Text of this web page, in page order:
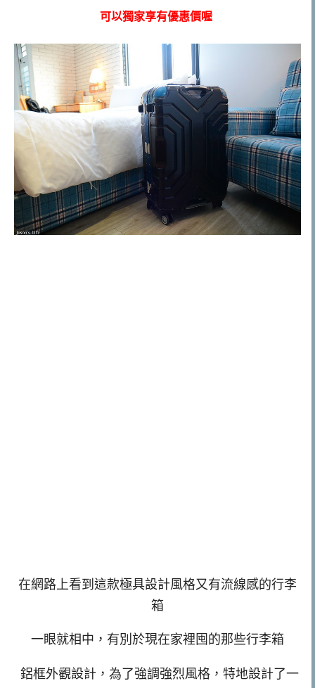
可以獨家享有優惠價喔
在網路上看到這款極具設計風格又有流線感的行李
箱
一眼就相中，有別於現在家裡囤的那些行李箱
鋁框外觀設計，為了強調強烈風格，特地設計了一